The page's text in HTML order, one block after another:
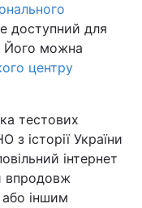
доступний для
Його можна
центру
тестових
з історії України
інтернет
впродовж
іншим